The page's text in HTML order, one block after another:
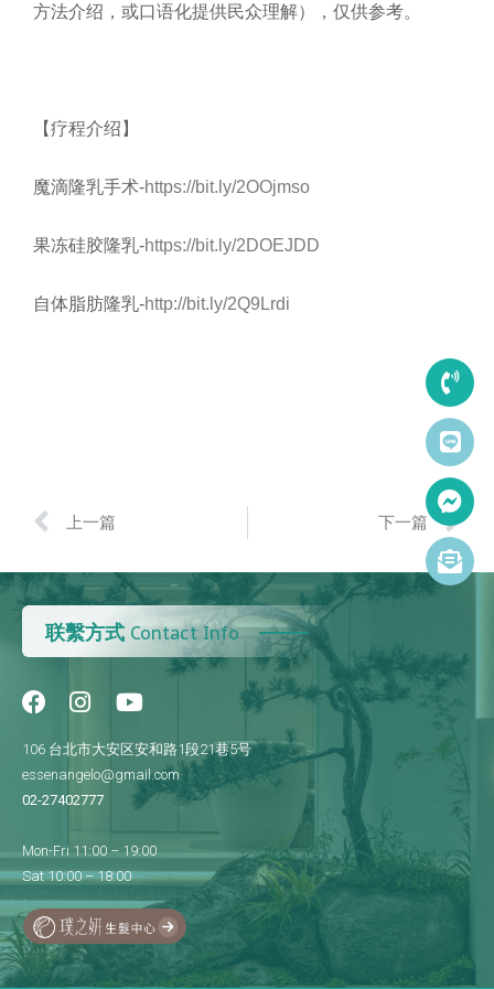
方法介绍，或口语化提供民众理解），仅供参考。
【疗程介绍】
魔滴隆乳手术-https://bit.ly/2OOjmso
果冻硅胶隆乳-https://bit.ly/2DOEJDD
自体脂肪隆乳-http://bit.ly/2Q9Lrdi
上一篇 下一篇
联繫方式 Contact Info
106 台北市大安区安和路1段21巷5号
essenangelo@gmail.com
02-27402777
Mon-Fri 11:00 – 19:00
Sat 10:00 – 18:00